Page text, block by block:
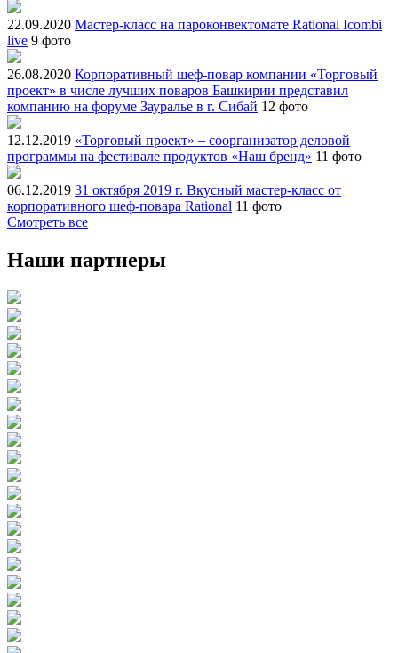
22.09.2020 Мастер-класс на пароконвектомате Rational Icombi
live 9 фото
26.08.2020 Корпоративный шеф-повар компании «Торговый
проект» в числе лучших поваров Башкирии представил
компанию на форуме Зауралье в г. Сибай 12 фото
12.12.2019 «Торговый проект» – соорганизатор деловой
программы на фестивале продуктов «Наш бренд» 11 фото
06.12.2019 31 октября 2019 г. Вкусный мастер-класс от
корпоративного шеф-повара Rational 11 фото
Смотреть все
Наши партнеры